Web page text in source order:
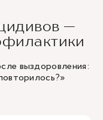
—
выздоровления: